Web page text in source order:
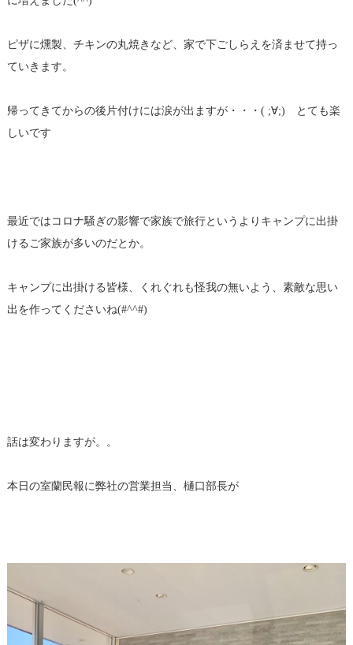
ピザに燻製、チキンの丸焼きなど、家で下ごしらえを済ませて持っ
ていきます。
帰ってきてからの後片付けには涙が出ますが・・・( ;∀;) とても楽
しいです
最近ではコロナ騒ぎの影響で家族で旅行というよりキャンプに出掛
けるご家族が多いのだとか。
キャンプに出掛ける皆様、くれぐれも怪我の無いよう、素敵な思い
出を作ってくださいね(#^^#)
話は変わりますが。。
本日の室蘭民報に弊社の営業担当、樋口部長が